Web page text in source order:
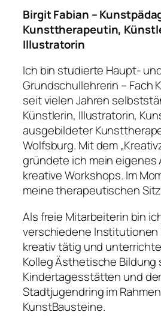
Birgit Fabian –
Kunsttherapeutin,
Illustratorin
Ich bin studierte Haupt-
Grundschullehrerin – Fach
seit vielen Jahren
Künstlerin, Illustratorin,
ausgebildeter
Wolfsburg. Mit dem
gründete ich mein eigenes
kreative Workshops. Im
meine therapeutischen
Als freie Mitarbeiterin bin
verschiedene Institutionen
kreativ tätig und
Kolleg Ästhetische Bildung
Kindertagesstätten und
Stadtjugendring im
KunstBausteine.